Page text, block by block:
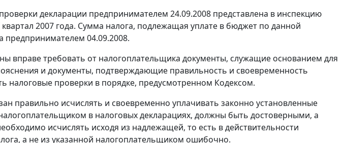
декларации предпринимателем 24.09.2008 представлена в инспекцию
2007 года. Сумма налога, подлежащая уплате в бюджет по данной
предпринимателем 04.09.2008.
вправе требовать от налогоплательщика документы, служащие основанием для
и документы, подтверждающие правильность и своевременность
налоговые проверки в порядке, предусмотренном Кодексом.
правильно исчислять и своевременно уплачивать законно установленные
в налоговых декларациях, должны быть достоверными, а
исчислять исходя из надлежащей, то есть в действительности
а не из указанной налогоплательщиком ошибочно.